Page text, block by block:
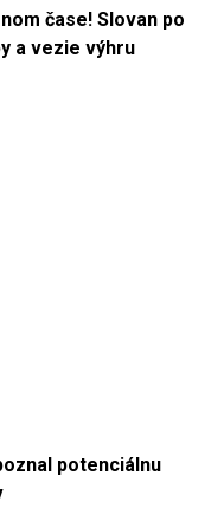
čase! Slovan po
a vezie výhru
potenciálnu